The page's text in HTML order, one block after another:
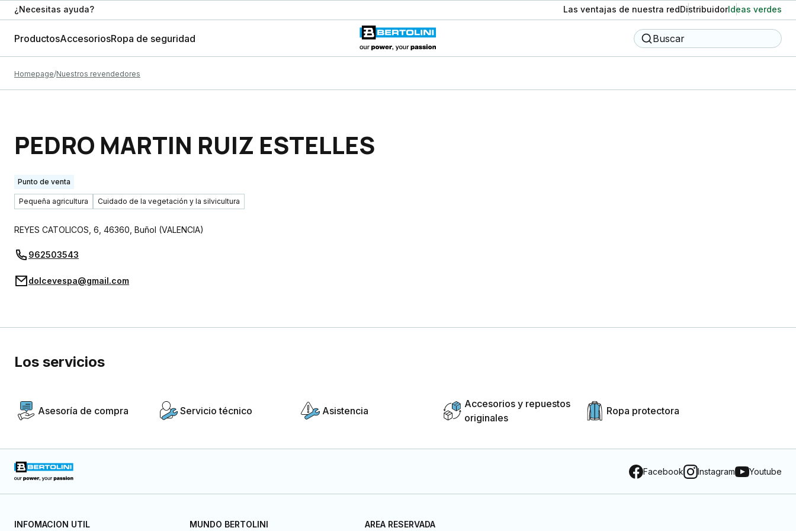
¿Necesitas ayuda? Las ventajas de nuestra redDistribuidorIdeas verdes
ProductosAccesoriosRopa de seguridad Buscar
Homepage Nuestros revendedores
PEDRO MARTIN RUIZ ESTELLES
Punto de venta
Pequeña agricultura Cuidado de la vegetación y la silvicultura
REYES CATOLICOS, 6 46360 Buñol (VALENCIA)
962503543
dolcevespa@gmail.com
Los servicios
Asesoría de compra Servicio técnico Asistencia
Accesorios y repuestos
originales
Ropa protectora
Facebook Instagram Youtube
INFOMACION UTIL MUNDO BERTOLINI AREA RESERVADA